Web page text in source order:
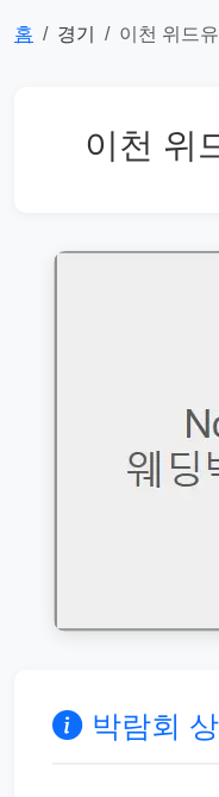
홈 경기 이천 위드
이천 위
박람회